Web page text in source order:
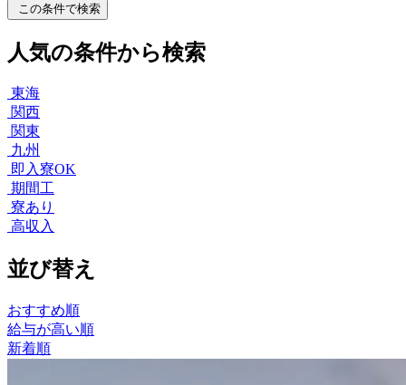
この条件で検索
人気の条件から検索
東海
関西
関東
九州
即入寮OK
期間工
寮あり
高収入
並び替え
おすすめ順
給与が高い順
新着順